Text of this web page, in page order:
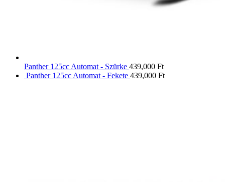
Panther 125cc Automat - Szürke 439,000 Ft
Panther 125cc Automat - Fekete 439,000 Ft